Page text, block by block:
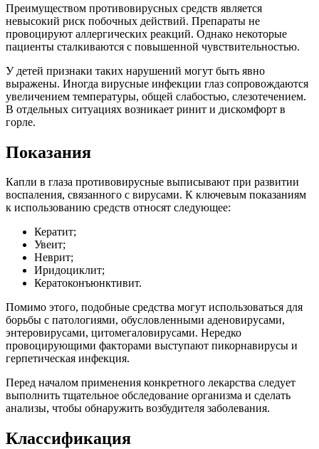
Преимуществом противовирусных средств является
невысокий риск побочных действий. Препараты не
провоцируют аллергических реакций. Однако некоторые
пациенты сталкиваются с повышенной чувствительностью.
У детей признаки таких нарушений могут быть явно
выражены. Иногда вирусные инфекции глаз сопровождаются
увеличением температуры, общей слабостью, слезотечением.
В отдельных ситуациях возникает ринит и дискомфорт в
горле.
Показания
Капли в глаза противовирусные выписывают при развитии
воспаления, связанного с вирусами. К ключевым показаниям
к использованию средств относят следующее:
Кератит;
Увеит;
Неврит;
Иридоциклит;
Кератоконъюнктивит.
Помимо этого, подобные средства могут использоваться для
борьбы с патологиями, обусловленными аденовирусами,
энтеровирусами, цитомегаловирусами. Нередко
провоцирующими факторами выступают пикорнавирусы и
герпетическая инфекция.
Перед началом применения конкретного лекарства следует
выполнить тщательное обследование организма и сделать
анализы, чтобы обнаружить возбудителя заболевания.
Классификация